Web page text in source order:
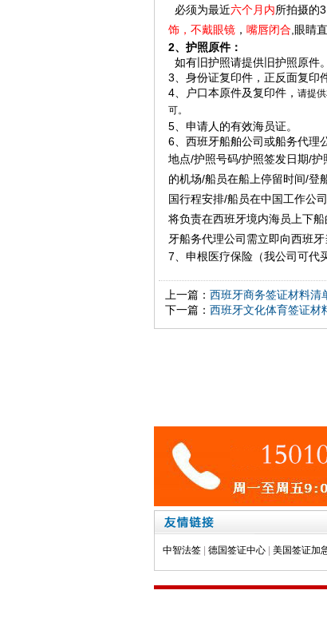
必须为最近六个月内所拍摄的
饰，不戴眼镜， 嘴唇闭合 眼睛
2、护照原件：
如有旧护照请提供旧护照原件
3、身份证复印件，正反面复印
4、户口本原件及复印件， 请提
可。
5、申请人的有效海员证。
6、西班牙船舶公司或船务代理
地点/护照号码/护照签发日期/护
的机场/船员在船上停留时间/登
国行程安排/船员在中国工作公
将负责在西班牙境内海员上下
牙船务代理公司需立即向西班
7、申根医疗保险（我公司可代
上一篇： 西班牙商务签证材料清
下一篇： 西班牙文化体育签证材
中智法签 德国签证中心 美国签证加